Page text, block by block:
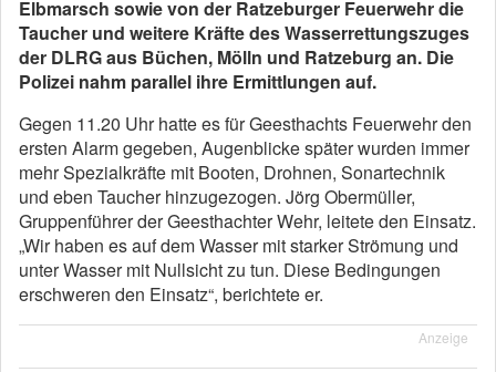
Elbmarsch sowie von der Ratzeburger Feuerwehr die
Taucher und weitere Kräfte des Wasserrettungszuges
der DLRG aus Büchen, Mölln und Ratzeburg an. Die
Polizei nahm parallel ihre Ermittlungen auf.
Gegen 11.20 Uhr hatte es für Geesthachts Feuerwehr den
ersten Alarm gegeben, Augenblicke später wurden immer
mehr Spezialkräfte mit Booten, Drohnen, Sonartechnik
und eben Taucher hinzugezogen. Jörg Obermüller,
Gruppenführer der Geesthachter Wehr, leitete den Einsatz.
„Wir haben es auf dem Wasser mit starker Strömung und
unter Wasser mit Nullsicht zu tun. Diese Bedingungen
erschweren den Einsatz“, berichtete er.
Anzeige